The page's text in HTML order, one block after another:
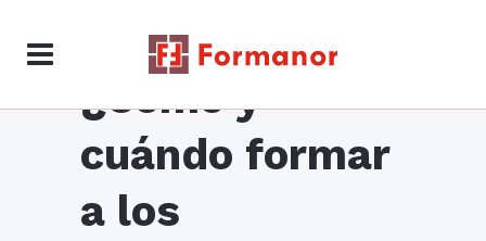
¿Cómo y
cuándo formar
a los